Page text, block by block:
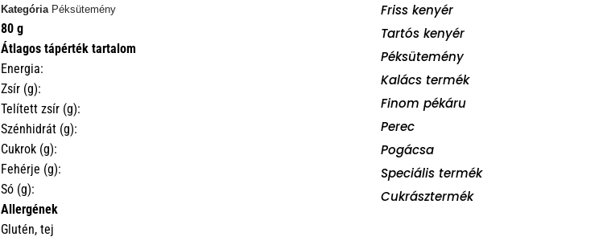
Kategória Péksütemény
80 g
Átlagos tápérték tartalom
Energia:
Zsír (g):
Telített zsír (g):
Szénhidrát (g):
Cukrok (g):
Fehérje (g):
Só (g):
Allergének
Glutén, tej
Friss kenyér
Tartós kenyér
Péksütemény
Kalács termék
Finom pékáru
Perec
Pogácsa
Speciális termék
Cukrásztermék